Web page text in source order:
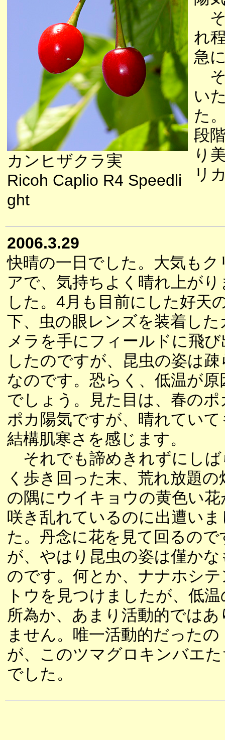
カンヒザクラ実
Ricoh Caplio R4 Speedli
ght
そ
れ
急
そ
い
た
段
り
リ
2006.3.29
快晴の一日でした。大気もク
アで、気持ちよく晴れ上がり
した。4月も目前にした好天
下、虫の眼レンズを装着した
メラを手にフィールドに飛び
したのですが、昆虫の姿は疎
なのです。恐らく、低温が原
でしょう。見た目は、春のポ
ポカ陽気ですが、晴れていて
結構肌寒さを感じます。
それでも諦めきれずにしば
く歩き回った末、荒れ放題の
の隅にウイキョウの黄色い花
咲き乱れているのに出遭いま
た。丹念に花を見て回るので
が、やはり昆虫の姿は僅かな
のです。何とか、ナナホシテ
トウを見つけましたが、低温
所為か、あまり活動的ではあ
ません。唯一活動的だったの
が、このツマグロキンバエ
でした。